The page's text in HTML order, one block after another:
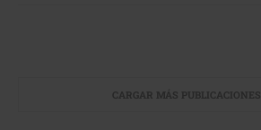
CARGAR MÁS PUBLICACIONES